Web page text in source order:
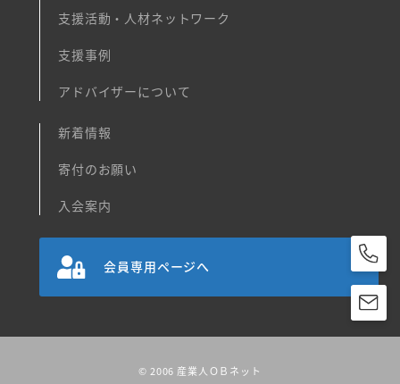
支援活動・人材ネットワーク
支援事例
アドバイザーについて
新着情報
寄付のお願い
入会案内
会員専用ページへ
© 2006 産業人ＯＢネット